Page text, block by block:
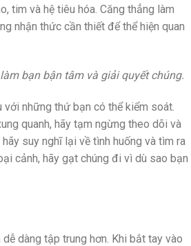
tim và hệ tiêu hóa. Căng thẳng làm
nhận thức cần thiết để thể hiện quan
bạn bận tâm và giải quyết chúng.
những thứ bạn có thể kiểm soát.
quanh, hãy tạm ngừng theo dõi và
suy nghĩ lại về tình huống và tìm ra
cảnh, hãy gạt chúng đi vì dù sao bạn
dàng tập trung hơn. Khi bắt tay vào